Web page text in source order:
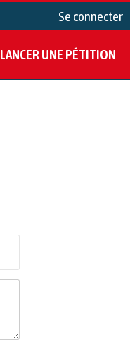
Se connecter
LANCER UNE PÉTITION